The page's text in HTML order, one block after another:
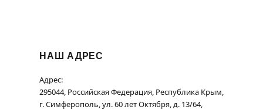
НАШ АДРЕС
Адрес:
295044, Российская Федерация, Республика Крым,
г. Симферополь, ул. 60 лет Октября, д. 13/64,